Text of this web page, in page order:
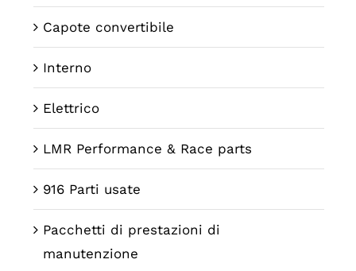
Capote convertibile
Interno
Elettrico
LMR Performance & Race parts
916 Parti usate
Pacchetti di prestazioni di
manutenzione